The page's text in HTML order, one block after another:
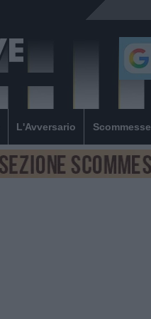
L'Avversario Scommesse